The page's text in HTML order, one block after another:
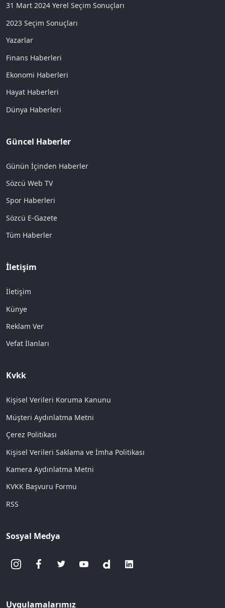
31 Mart 2024 Yerel Seçim Sonuçları
2023 Seçim Sonuçları
Yazarlar
Finans Haberleri
Ekonomi Haberleri
Hayat Haberleri
Dünya Haberleri
Güncel Haberler
Günün İçinden Haberler
Sözcü Web TV
Spor Haberleri
Sözcü E-Gazete
Tüm Haberler
İletişim
İletişim
Künye
Reklam Ver
Vefat İlanları
Kvkk
Kişisel Verileri Koruma Kanunu
Müşteri Aydınlatma Metni
Çerez Politikası
Kişisel Verileri Saklama ve İmha Politikası
Kamera Aydınlatma Metni
KVKK Başvuru Formu
RSS
Sosyal Medya
Uygulamalarımız